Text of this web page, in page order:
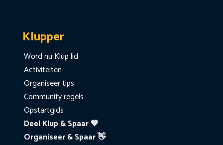
Klupper
Word nu Klup lid
Activiteiten
Organiseer tips
Community regels
Opstartgids
Deel Klup & Spaar 💙
Organiseer & Spaar 👋